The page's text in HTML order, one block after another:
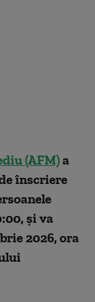
(AFM)a
înscriere
și va
2026, ora